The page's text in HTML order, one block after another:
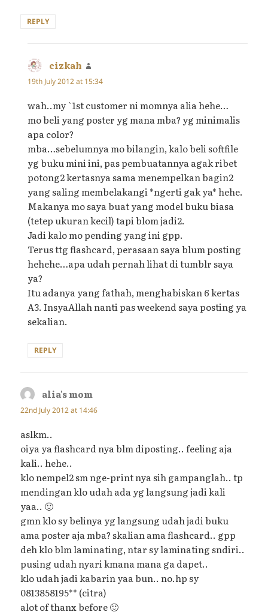
REPLY
cizkah
19th July 2012 at 15:34
wah..my `1st customer ni momnya alia hehe…
mo beli yang poster yg mana mba? yg minimalis
apa color?
mba…sebelumnya mo bilangin, kalo beli softfile
yg buku mini ini, pas pembuatannya agak ribet
potong2 kertasnya sama menempelkan bagin2
yang saling membelakangi *ngerti gak ya* hehe.
Makanya mo saya buat yang model buku biasa
(tetep ukuran kecil) tapi blom jadi2.
Jadi kalo mo pending yang ini gpp.
Terus ttg flashcard, perasaan saya blum posting
hehehe…apa udah pernah lihat di tumblr saya
ya?
Itu adanya yang fathah, menghabiskan 6 kertas
A3. InsyaAllah nanti pas weekend saya posting ya
sekalian.
REPLY
alia's mom
22nd July 2012 at 14:46
aslkm..
oiya ya flashcard nya blm diposting.. feeling aja
kali.. hehe..
klo nempel2 sm nge-print nya sih gampanglah.. tp
mendingan klo udah ada yg langsung jadi kali
yaa.. 🙂
gmn klo sy belinya yg langsung udah jadi buku
ama poster aja mba? skalian ama flashcard.. gpp
deh klo blm laminating, ntar sy laminating sndiri..
pusing udah nyari kmana mana ga dapet..
klo udah jadi kabarin yaa bun.. no.hp sy
0813858195** (citra)
alot of thanx before 🙂